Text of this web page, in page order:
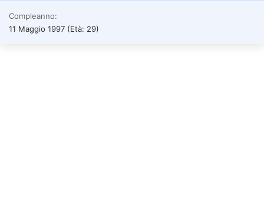
Compleanno
11 Maggio 1997 (Età: 29)